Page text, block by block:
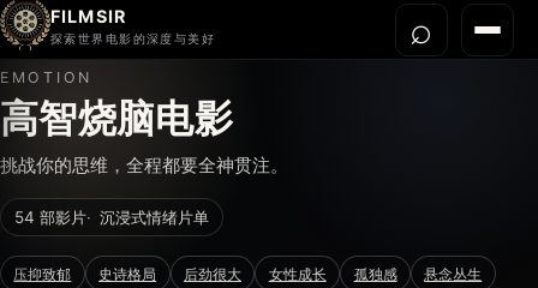
FILMSIR
探索世界电影的深度与美好 菜单
首页
今晚看什么
导演宇宙
影片库
⌕打开
EMOTION
高智烧脑电影
挑战你的思维，全程都要全神贯注。
54 部影片 沉浸式情绪片单
压抑致郁 史诗格局 后劲很大 女性成长 孤独感 悬念丛生